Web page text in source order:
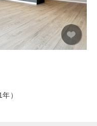
）